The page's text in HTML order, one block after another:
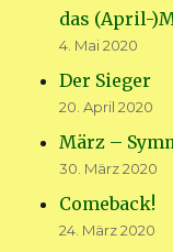
das (April-
4. Mai 2020
Der Sieger
20. April 2020
März –
30. März 2020
Comeback!
24. März 2020